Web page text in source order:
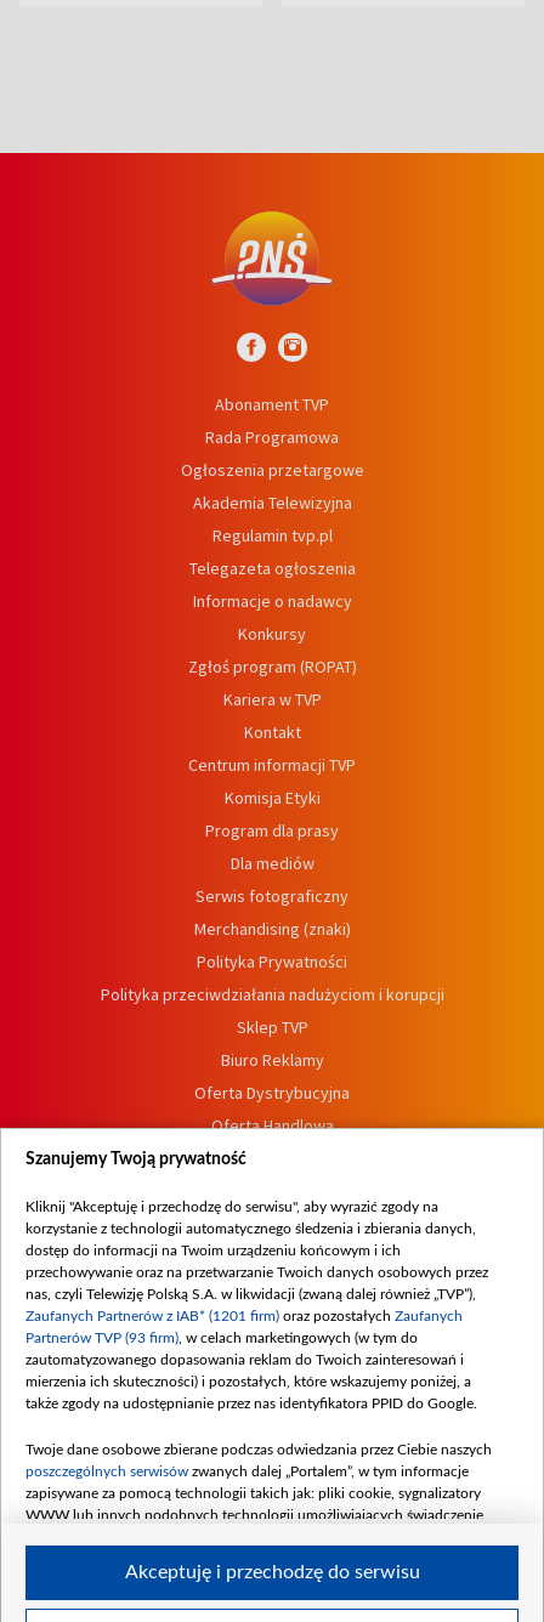
Abonament TVP
Rada Programowa
Ogłoszenia przetargowe
Akademia Telewizyjna
Regulamin tvp.pl
Telegazeta ogłoszenia
Informacje o nadawcy
Konkursy
Zgłoś program (ROPAT)
Kariera w TVP
Kontakt
Centrum informacji TVP
Komisja Etyki
Program dla prasy
Dla mediów
Serwis fotograficzny
Merchandising (znaki)
Polityka Prywatności
Polityka przeciwdziałania nadużyciom i korupcji
Sklep TVP
Biuro Reklamy
Oferta Dystrybucyjna
Oferta Handlowa
Dostępność
Procedura zgłoszeń wewnętrznych
Szanujemy Twoją prywatność
Kliknij "Akceptuję i przechodzę do serwisu", aby wyrazić zgody na
korzystanie z technologii automatycznego śledzenia i zbierania danych,
dostęp do informacji na Twoim urządzeniu końcowym i ich
przechowywanie oraz na przetwarzanie Twoich danych osobowych przez
nas, czyli Telewizję Polską S.A. w likwidacji (zwaną dalej również „TVP”),
Zaufanych Partnerów z IAB* (1201 firm) oraz pozostałych Zaufanych
Partnerów TVP (93 firm) , w celach marketingowych (w tym do
zautomatyzowanego dopasowania reklam do Twoich zainteresowań i
mierzenia ich skuteczności) i pozostałych, które wskazujemy poniżej, a
także zgody na udostępnianie przez nas identyfikatora PPID do Google.
Twoje dane osobowe zbierane podczas odwiedzania przez Ciebie naszych
poszczególnych serwisów zwanych dalej „Portalem”, w tym informacje
zapisywane za pomocą technologii takich jak: pliki cookie, sygnalizatory
WWW lub innych podobnych technologii umożliwiających świadczenie
Akceptuję i przechodzę do serwisu